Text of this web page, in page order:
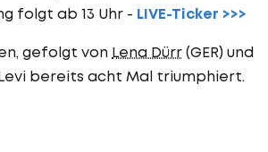
folgt ab 13 Uhr - LIVE-Ticker >>>
gefolgt von Lena Dürr (GER) und
bereits acht Mal triumphiert.